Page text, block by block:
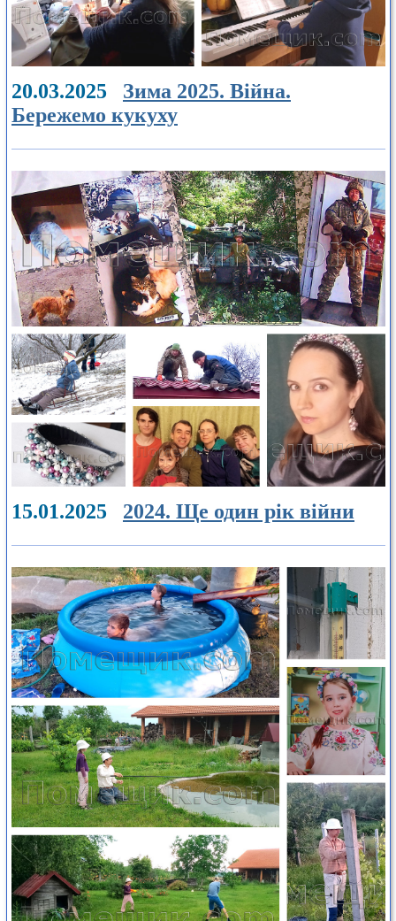
20.03.2025 Зима 2025. Війна.
Бережемо кукуху
15.01.2025 2024. Ще один рік війни